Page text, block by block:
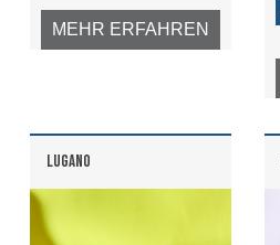
MEHR ERFAHREN
LUGANO